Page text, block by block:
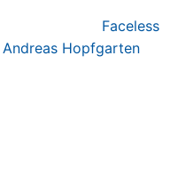
Faceless
Hopfgarten